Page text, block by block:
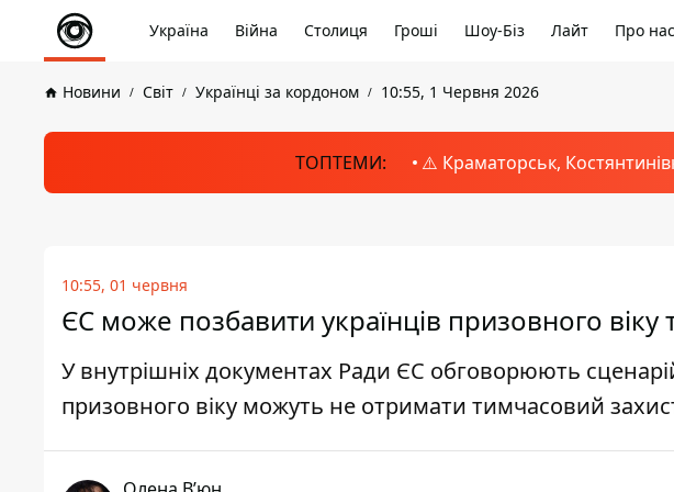
Україна Війна Столиця Гроші Шоу-Біз Лайт Про нас
Новини Світ Українці за кордоном 10:55, 1 Червня 2026
ТОПТЕМИ: ⚠️ Краматорськ,
10:55, 01 червня
ЄС може позбавити українців призовного віку
У внутрішніх документах Ради ЄС обговорюють
призовного віку можуть не отримати тимчасовий